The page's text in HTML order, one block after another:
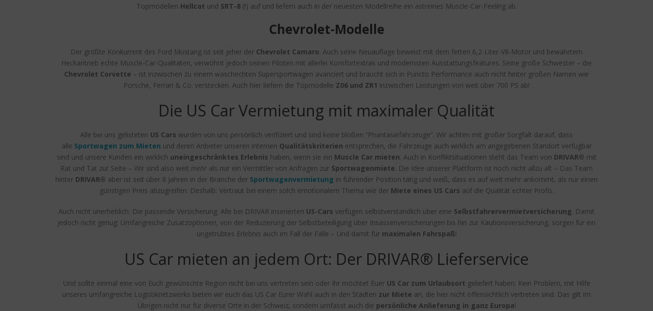
Topmodellen Hellcat und SRT-8(!) auf und liefern auch in der neuesten Modellreihe ein astreines Muscle-Car-Feeling ab.
Chevrolet-Modelle
Der größte Konkurrent des Ford Mustang ist seit jeher der Chevrolet Camaro. Auch seine Neuauflage beweist mit dem fetten 6,2-Liter-V8-Motor und bewährtem
Heckantrieb echte Muscle-Car-Qualitäten, verwöhnt jedoch seinen Piloten mit allerlei Komfortextras und modernsten Ausstattungsfeatures. Seine große Schwester – die
Chevrolet Corvette – ist inzwischen zu einem waschechten Supersportwagen avanciert und braucht sich in Puncto Performance auch nicht hinter großen Namen wie
Porsche, Ferrari & Co. verstecken. Auch hier liefern die Topmodelle Z06 und ZR1 inzwischen Leistungen von weit über 700 PS ab!
Die US Car Vermietung mit maximaler Qualität
Alle bei uns gelisteten US Cars wurden von uns persönlich verifiziert und sind keine bloßen “Phantasiefahrzeuge”. Wir achten mit großer Sorgfalt darauf, dass
alle Sportwagen zum Mieten und deren Anbieter unseren internen Qualitätskriterien entsprechen, die Fahrzeuge auch wirklich am angegebenen Standort verfügbar
sind und unsere Kunden ein wirklich uneingeschränktes Erlebnis haben, wenn sie ein Muscle Car mieten. Auch in Konfliktsituationen steht das Team von DRIVAR® mit
Rat und Tat zur Seite – Wir sind also weit mehr als nur ein Vermittler von Anfragen zur Sportwagenmiete. Die Idee unserer Plattform ist noch nicht allzu alt – Das Team
hinter DRIVAR® aber ist seit über 8 Jahren in der Branche der Sportwagenvermietung in führender Position tätig und weiß, dass es auf weit mehr ankommt, als nur einen
günstigen Preis abzugreifen. Deshalb: Vertraut bei einem solch emotionalem Thema wie der Miete eines US Cars auf die Qualität echter Profis.
Auch nicht unerheblich: Die passende Versicherung. Alle bei DRIVAR inserierten US-Cars verfügen selbstverständlich über eine Selbstfahrervermietversicherung. Damit
jedoch nicht genug: Umfangreiche Zusatzoptionen, von der Reduzierung der Selbstbeteiligung über Insassenversicherungen bis hin zur Kautionsversicherung, sorgen für ein
ungetrübtes Erlebnis auch im Fall der Fälle – Und damit für maximalen Fahrspaß!
US Car mieten an jedem Ort: Der DRIVAR® Lieferservice
Und sollte einmal eine von Euch gewünschte Region nicht bei uns vertreten sein oder Ihr möchtet Euer US Car zum Urlaubsort geliefert haben: Kein Problem, mit Hilfe
unseres umfangreiche Logistiknetzwerks bieten wir euch das US Car Eurer Wahl auch in den Städten zur Miete an, die hier nicht offensichtlich vertreten sind. Das gilt im
Übrigen nicht nur für diverse Orte in der Schweiz, sondern umfasst auch die persönliche Anlieferung in ganz Europa!